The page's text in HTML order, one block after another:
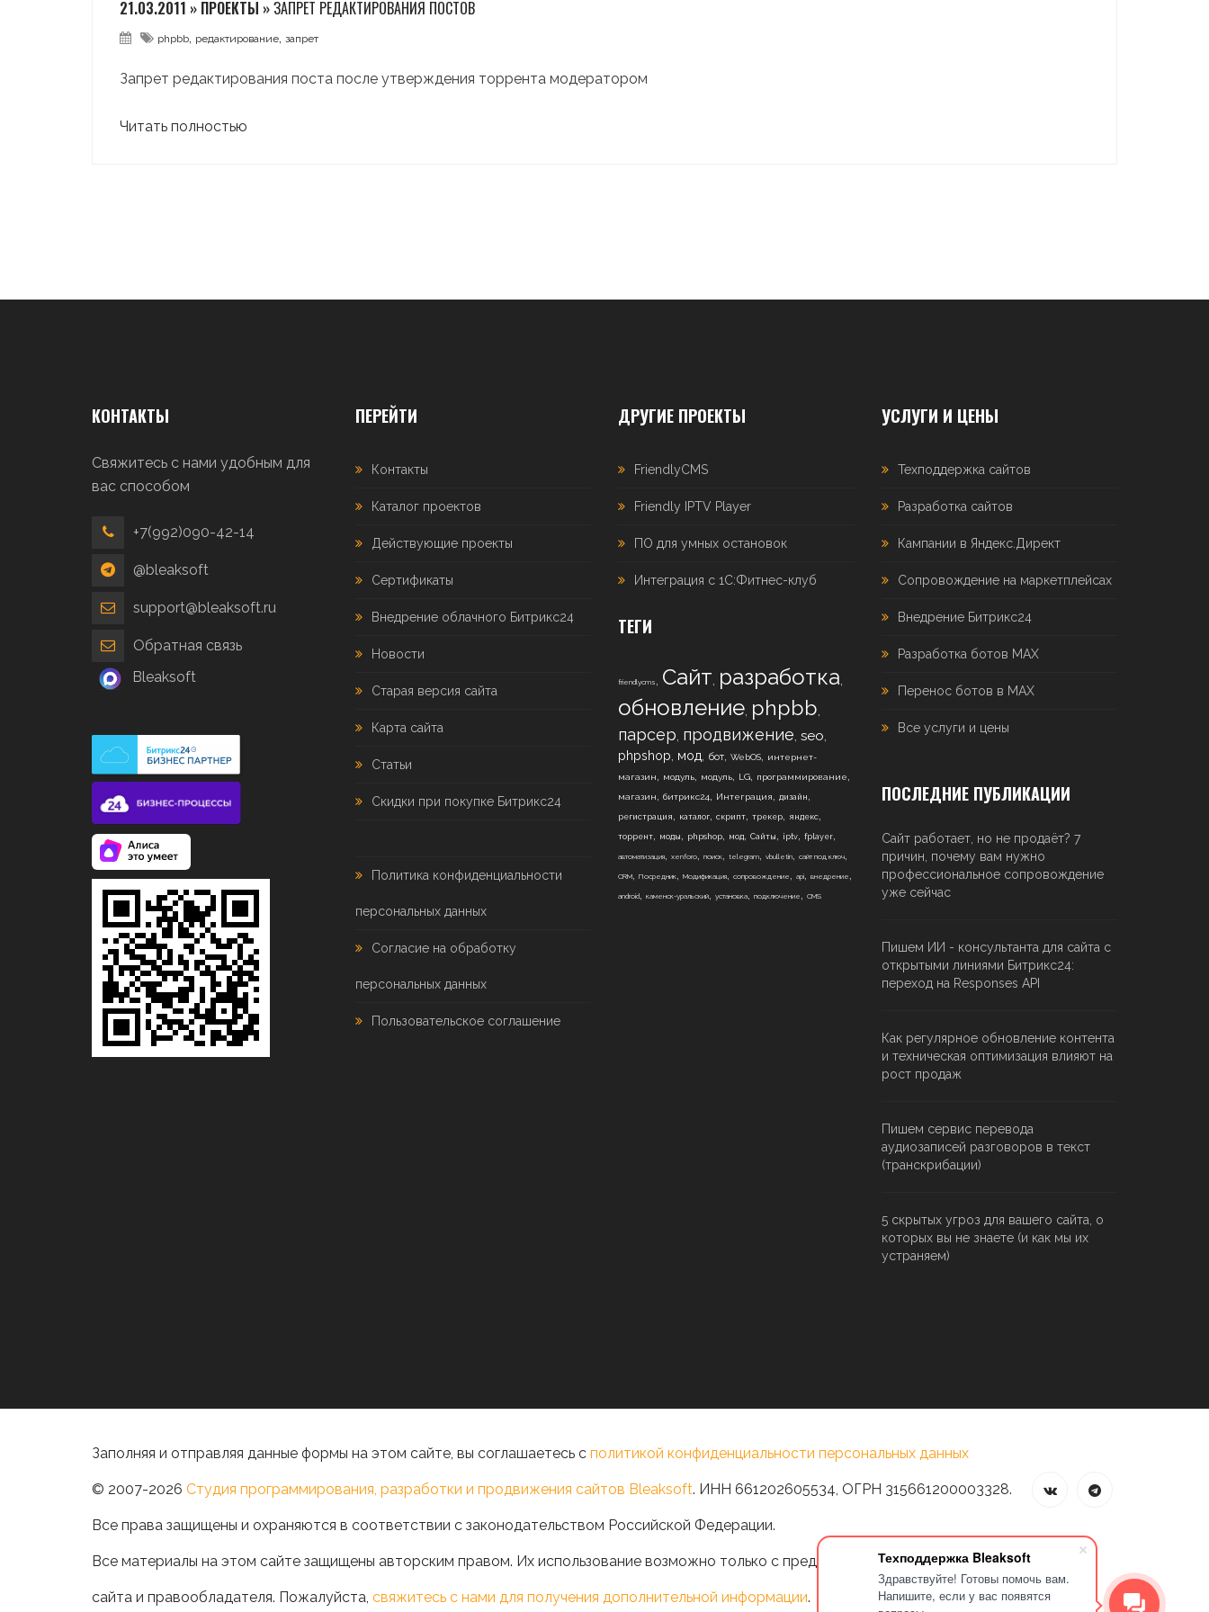
Техподдержка Bleaksoft
Здравствуйте! Готовы помочь вам.
Напишите, если у вас появятся
21.03.2011 » ПРОЕКТЫ »ЗАПРЕТ РЕДАКТИРОВАНИЯ ПОСТОВ
phpbb, редактирование, запрет
Запрет редактирования поста после утверждения торрента модератором
Читать полностью
КОНТАКТЫ
Свяжитесь с нами удобным для
вас способом
+7(992)090-42-14
@bleaksoft
support@bleaksoft.ru
Обратная связь
Bleaksoft
ПЕРЕЙТИ
Контакты
Каталог проектов
Действующие проекты
Сертификаты
Внедрение облачного Битрикс24
Новости
Старая версия сайта
Карта сайта
Статьи
Скидки при покупке Битрикс24
Политика конфиденциальности
персональных данных
Согласие на обработку
персональных данных
Пользовательское соглашение
ДРУГИЕ ПРОЕКТЫ
FriendlyCMS
Friendly IPTV Player
ПО для умных остановок
Интеграция с 1С:Фитнес-клуб
ТЕГИ
friendlycms , Сайт, разработка,
обновление, phpbb,
парсер, продвижение, seo,
phpshop, мод, бот, WebOS, интернет-
магазин, модуль, модуль, LG, программирование,
магазин, битрикс24, Интеграция, дизайн ,
регистрация , каталог, скрипт, трекер, яндекс,
торрент, моды , phpshop, мод, Сайты , iptv, fplayer,
автоматизация, xenforo, поиск, telegram, vbulletin, сайт под ключ,
CRM, Посредник, Модификация, сопровождение , api, внедрение ,
android, каменск-уральский, установка, подключение , CMS
УСЛУГИ И ЦЕНЫ
Техподдержка сайтов
Разработка сайтов
Кампании в Яндекс.Директ
Сопровождение на маркетплейсах
Внедрение Битрикс24
Разработка ботов MAX
Перенос ботов в MAX
Все услуги и цены
ПОСЛЕДНИЕ ПУБЛИКАЦИИ
Сайт работает, но не продаёт? 7
причин, почему вам нужно
профессиональное сопровождение
уже сейчас
Пишем ИИ - консультанта для сайта с
открытыми линиями Битрикс24:
переход на Responses API
Как регулярное обновление контента
и техническая оптимизация влияют на
рост продаж
Пишем сервис перевода
аудиозаписей разговоров в текст
(транскрибации)
5 скрытых угроз для вашего сайта, о
которых вы не знаете (и как мы их
устраняем)
Заполняя и отправляя данные формы на этом сайте, вы соглашаетесь с политикой конфиденциальности персональных данных
© 2007-2026 Студия программирования, разработки и продвижения сайтов Bleaksoft. ИНН 661202605534, ОГРН 315661200003328.
Все права защищены и охраняются в соответствии с законодательством Российской Федерации.
Все материалы на этом сайте защищены авторским правом. Их использование возможно только с предварительного разрешения владельца
сайта и правообладателя. Пожалуйста, свяжитесь с нами для получения дополнительной информации.